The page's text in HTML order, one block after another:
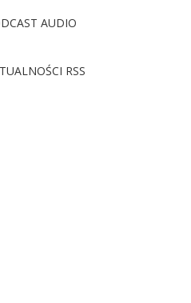
AUDIO
RSS